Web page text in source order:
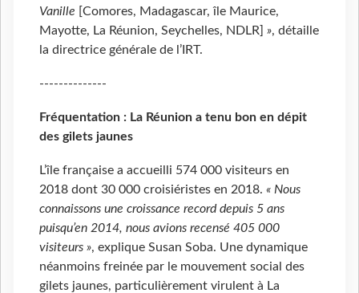
Vanille [Comores, Madagascar, île Maurice,
Mayotte, La Réunion, Seychelles, NDLR] », détaille
la directrice générale de l’IRT.
--------------
Fréquentation : La Réunion a tenu bon en dépit
des gilets jaunes
L’île française a accueilli 574 000 visiteurs en
2018 dont 30 000 croisiéristes en 2018. « Nous
connaissons une croissance record depuis 5 ans
puisqu’en 2014, nous avions recensé 405 000
visiteurs », explique Susan Soba. Une dynamique
néanmoins freinée par le mouvement social des
gilets jaunes, particulièrement virulent à La